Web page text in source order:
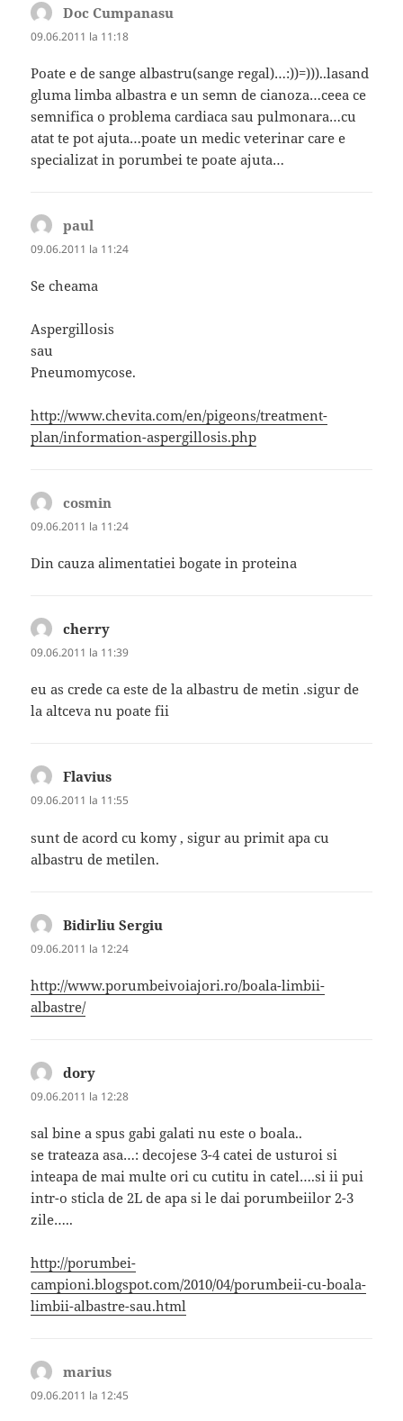
Doc Cumpanasu
09.06.2011 la 11:18
Poate e de sange albastru(sange regal)…:))=)))..lasand
gluma limba albastra e un semn de cianoza…ceea ce
semnifica o problema cardiaca sau pulmonara…cu
atat te pot ajuta…poate un medic veterinar care e
specializat in porumbei te poate ajuta…
paul
09.06.2011 la 11:24
Se cheama
Aspergillosis
sau
Pneumomycose.
http://www.chevita.com/en/pigeons/treatment-
plan/information-aspergillosis.php
cosmin
09.06.2011 la 11:24
Din cauza alimentatiei bogate in proteina
cherry
09.06.2011 la 11:39
eu as crede ca este de la albastru de metin .sigur de
la altceva nu poate fii
Flavius
09.06.2011 la 11:55
sunt de acord cu komy , sigur au primit apa cu
albastru de metilen.
Bidirliu Sergiu
09.06.2011 la 12:24
http://www.porumbeivoiajori.ro/boala-limbii-
albastre/
dory
09.06.2011 la 12:28
sal bine a spus gabi galati nu este o boala..
se trateaza asa…: decojese 3-4 catei de usturoi si
inteapa de mai multe ori cu cutitu in catel….si ii pui
intr-o sticla de 2L de apa si le dai porumbeiilor 2-3
zile…..
http://porumbei-
campioni.blogspot.com/2010/04/porumbeii-cu-boala-
limbii-albastre-sau.html
marius
09.06.2011 la 12:45